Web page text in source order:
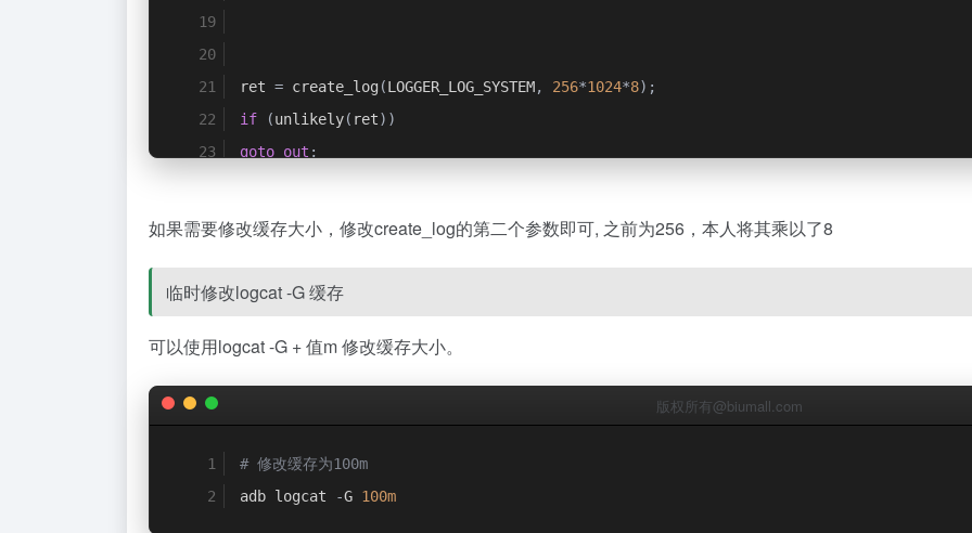
ret = create_log (LOGGER_LOG_SYSTEM, 256*1024*8);
if
(unlikely( ret))
goto out ;
ret ;
}
如果需要修改缓存大小，修改create_log的第二个参数即可, 之前为256，本人将其乘以了8
临时修改logcat -G 缓存
可以使用logcat -G + 值m 修改缓存大小。
版权所有@biumall.com
# 修改缓存为100m
adb logcat
-G 100m